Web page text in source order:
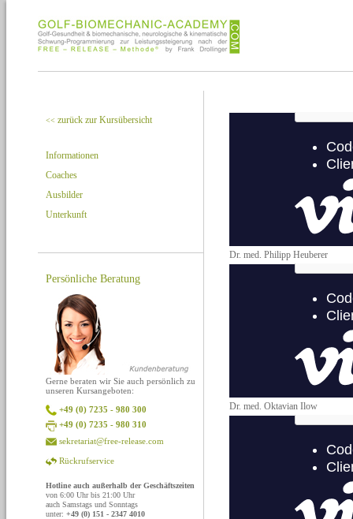
<< zurück zur Kursübersicht
Informationen
Coaches
Ausbilder
Unterkunft
Persönliche Beratung
Gerne beraten wir Sie auch persönlich zu
unseren Kursangeboten:
+49 (0) 7235 - 980 300
+49 (0) 7235 - 980 310
sekretariat@free-release.com
Rückrufservice
Hotline auch außerhalb der Geschäftszeiten
von 6:00 Uhr bis 21:00 Uhr
auch Samstags und Sonntags
unter: +49 (0) 151 - 2347 4010
Dr. med. Philipp Heuberer
Dr. med. Oktavian Ilow